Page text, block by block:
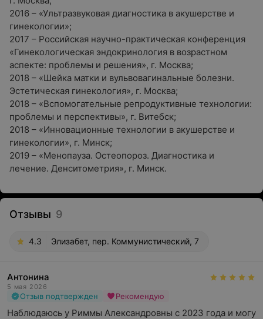
2016 – «Ультразвуковая диагностика в акушерстве и
гинекологии»;
2017 – Российская научно-практическая конференция
«Гинекологическая эндокринология в возрастном
аспекте: проблемы и решения», г. Москва;
2018 – «Шейка матки и вульвовагинальные болезни.
Эстетическая гинекология», г. Москва;
2018 – «Вспомогательные репродуктивные технологии:
проблемы и перспективы», г. Витебск;
2018 – «Инновационные технологии в акушерстве и
гинекологии», г. Минск;
2019 – «Менопауза. Остеопороз. Диагностика и
лечение. Денситометрия», г. Минск.
Отзывы 9
4.3 Элизабет, пер. Коммунистический, 7
Антонина
5 мая 2026
Отзыв подтвержден Рекомендую
Наблюдаюсь у Риммы Александровны с 2023 года и могу